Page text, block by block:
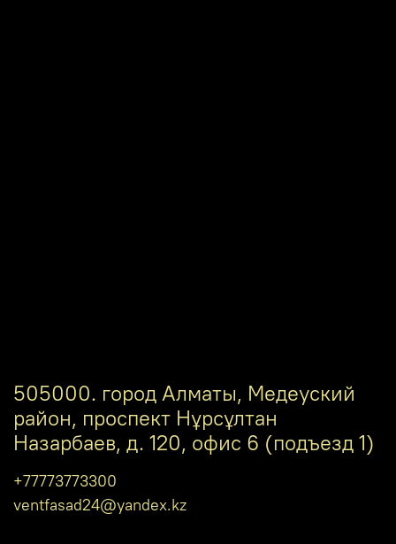
505000. город Алматы, Медеуский
район, проспект Нұрсұлтан
Назарбаев, д. 120, офис 6 (подъезд 1)
+77773773300
ventfasad24@yandex.kz